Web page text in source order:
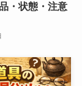
・状態・注意